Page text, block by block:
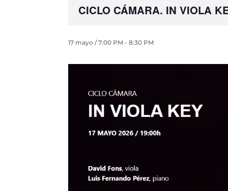
CICLO CÁMARA. IN VIOLA
17 mayo / 7:00 PM -8:30 PM